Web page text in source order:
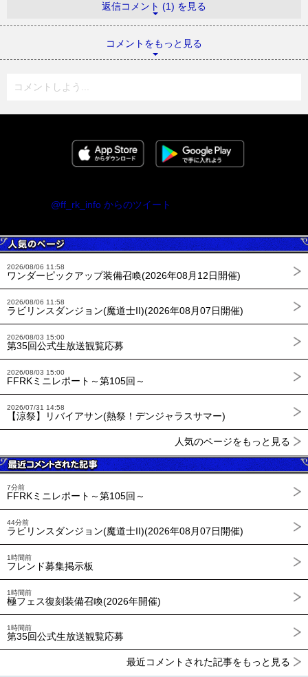
返信コメント (1) を見る
コメントをもっと見る
コメントしよう...
@ff_rk_info からのツイート
2026/08/06 11:58
ワンダーピックアップ装備召喚(2026年08月12日開催)
2026/08/06 11:58
ラビリンスダンジョン(魔道士II)(2026年08月07日開催)
2026/08/03 15:00
第35回公式生放送観覧応募
2026/08/03 15:00
FFRKミニレポート～第105回～
2026/07/31 14:58
【涼祭】リバイアサン(熱祭！デンジャラスサマー)
人気のページをもっと見る
7分前
FFRKミニレポート～第105回～
44分前
ラビリンスダンジョン(魔道士II)(2026年08月07日開催)
1時間前
フレンド募集掲示板
1時間前
極フェス復刻装備召喚(2026年開催)
1時間前
第35回公式生放送観覧応募
最近コメントされた記事をもっと見る